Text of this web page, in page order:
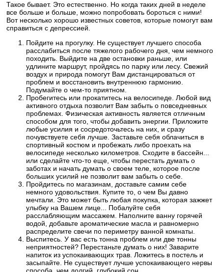
Такое бывает. Это естественно. Но когда таких дней в неделе
все больше и больше, можно попробовать бороться с ними!
Вот несколько хорошо известных советов, которые помогут вам
справиться с депрессией.
Пойдите на прогулку. Не существует лучшего способа
расслабиться после тяжелого рабочего дня, чем немного
походить. Выйдите на две остановки раньше, или
удлините маршрут, пройдясь по парку или лесу. Свежий
воздух и природа помогут Вам дистанцироваться от
проблем и восстановить внутреннюю гармонию.
Подумайте о чем-то приятном.
Пробегитесь или прокатитесь на велосипеде. Любой вид
активного отдыха позволит Вам забыть о повседневных
проблемах. Физическая активность является отличным
способом для того, чтобы добавить энергии. Приложите
любые усилия и сосредоточьтесь на них, и сразу
почувствуете себя лучше. Заставьте себя облачиться в
спортивный костюм и пробежать либо проехать на
велосипеде несколько километров. Сходите в бассейн...
или сделайте что-то еще, чтобы перестать думать о
заботах и начать думать о своем теле, которое после
больших усилий не позволит вам забыть о себе.
Пройдитесь по магазинам, доставьте самим себе
немного удовольствия. Купите то, о чем Вы давно
мечтали. Это может быть любая покупка, которая зажжет
улыбку на Вашем лице... Побалуйте себя
расслабляющим массажем. Наполните ванну горячей
водой, добавьте ароматические масла и равномерно
распределите свечи по периметру ванной комнаты.
Выспитесь. У вас есть тонна проблем или две тонны
неприятностей? Перестаньте думать о них! Заварите
напиток из успокаивающих трав. Ложитесь в постель и
засыпайте. Не существует лучше успокаивающего нервы